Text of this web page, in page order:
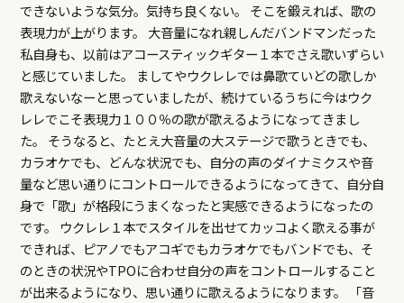
できないような気分。気持ち良くない。 そこを鍛えれば、歌の
表現力が上がります。 大音量になれ親しんだバンドマンだった
私自身も、以前はアコースティックギター１本でさえ歌いずらい
と感じていました。 ましてやウクレレでは鼻歌ていどの歌しか
歌えないなーと思っていましたが、続けているうちに今はウク
レレでこそ表現力１００％の歌が歌えるようになってきまし
た。 そうなると、たとえ大音量の大ステージで歌うときでも、
カラオケでも、どんな状況でも、自分の声のダイナミクスや音
量など思い通りにコントロールできるようになってきて、自分自
身で「歌」が格段にうまくなったと実感できるようになったの
です。 ウクレレ１本でスタイルを出せてカッコよく歌える事が
できれば、ピアノでもアコギでもカラオケでもバンドでも、そ
のときの状況やTPOに合わせ自分の声をコントロールすること
が出来るようになり、思い通りに歌えるようになります。 「音